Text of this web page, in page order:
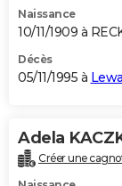
Naissance
10/11/1909 à
Décès
05/11/1995 à
Adela
Créer une